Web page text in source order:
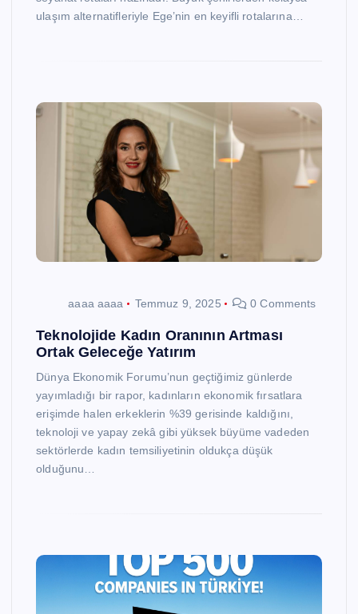
ulaşım alternatifleriyle Ege’nin en keyifli rotalarına…
aaaa aaaa Temmuz 9, 2025 0 Comments
Teknolojide Kadın Oranının Artması
Ortak Geleceğe Yatırım
Dünya Ekonomik Forumu’nun geçtiğimiz günlerde
yayımladığı bir rapor, kadınların ekonomik fırsatlara
erişimde halen erkeklerin %39 gerisinde kaldığını,
teknoloji ve yapay zekâ gibi yüksek büyüme vadeden
sektörlerde kadın temsiliyetinin oldukça düşük
olduğunu…